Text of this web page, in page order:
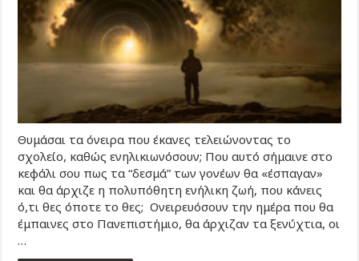
Θυμάσαι τα όνειρα που έκανες τελειώνοντας το
σχολείο, καθώς ενηλικιωνόσουν; Που αυτό σήμαινε στο
κεφάλι σου πως τα “δεσμά” των γονέων θα «έσπαγαν»
και θα άρχιζε η πολυπόθητη ενήλικη ζωή, που κάνεις
ό,τι θες όποτε το θες; Ονειρευόσουν την ημέρα που θα
έμπαινες στο Πανεπιστήμιο, θα άρχιζαν τα ξενύχτια, οι
…